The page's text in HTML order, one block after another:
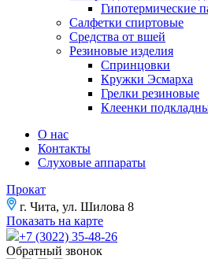
Гипотермические
Салфетки спиртовые
Средства от вшей
Резиновые изделия
Спринцовки
Кружки Эсмарха
Грелки резиновые
Клеенки
О нас
Контакты
Слуховые аппараты
Прокат
г. Чита, ул. Шилова 8
Показать на карте
+7 (3022) 35-48-26
Обратный звонок